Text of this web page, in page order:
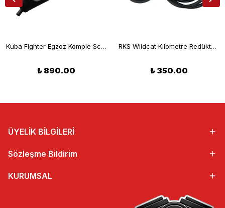
Kuba Fighter Egzoz Komple Scooter 50cc Egzoz Komple
₺ 890.00
RKS Wildcat Kilometre Redüktörü
₺ 350.00
ÜYELİK BİLGİLERİ
Sözleşme Bildirim
KURUMSAL